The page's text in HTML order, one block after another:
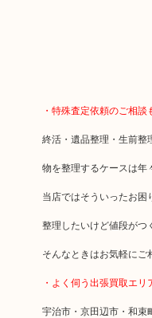
・特殊査定依頼のご相談
終活・遺品整理・生前整
物を整理するケースは年
当店ではそういったお困
整理したいけど値段が
そんなときはお気軽にご
・よく伺う出張買取エリ
宇治市・京田辺市・和束